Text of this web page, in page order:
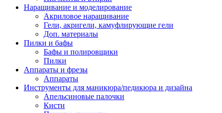
Наращивание и моделирование
Акриловое наращивание
Гели, акригели, камуфлирующие гели
Доп. материалы
Пилки и бафы
Бафы и полировщики
Пилки
Аппараты и фрезы
Аппараты
Инструменты для маникюра/педикюра и дизайна
Апельсиновые палочки
Кисти